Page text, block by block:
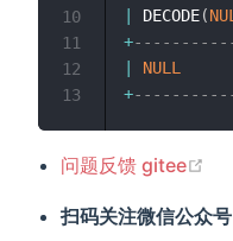
DECODE(
+
NULL
+
10
11
12
13
问题反馈 gitee
扫码关注微信公众号